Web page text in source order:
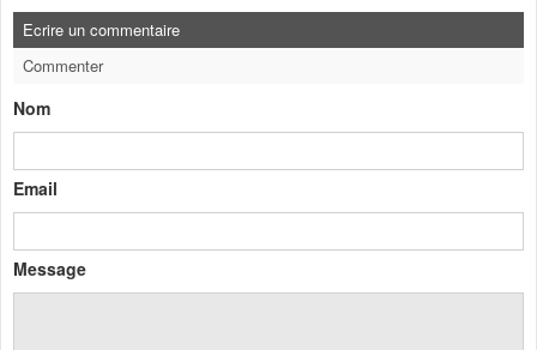
Ecrire un commentaire
Commenter
Nom
Email
Message